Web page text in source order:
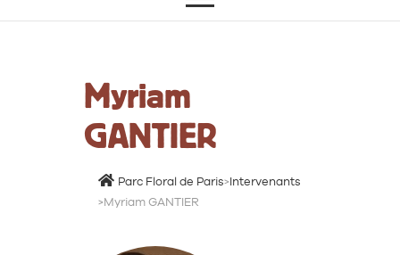
Myriam
GANTIER
Parc Floral de Paris>Intervenants
>Myriam GANTIER